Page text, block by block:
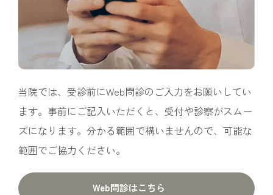
当院では、受診前にWeb問診のご入力をお願いしてい
ます。事前にご記入いただくと、受付や診察がスムー
ズになります。分かる範囲で構いませんので、可能な
範囲でご協力ください。
Web問診はこちら